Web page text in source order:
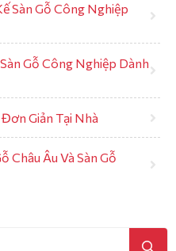
Sàn Gỗ Công Nghiệp
Gỗ Công Nghiệp Dành
Giản Tại Nhà
Châu Âu Và Sàn Gỗ